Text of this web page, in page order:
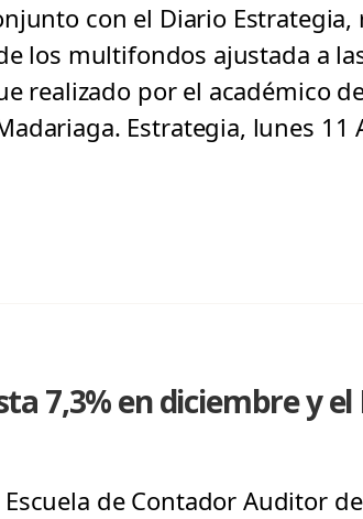
con el Diario
los multifondos ajustada a
realizado por el académico
Estrategia, lunes 11
7,3% en diciembre y el
de Contador Auditor